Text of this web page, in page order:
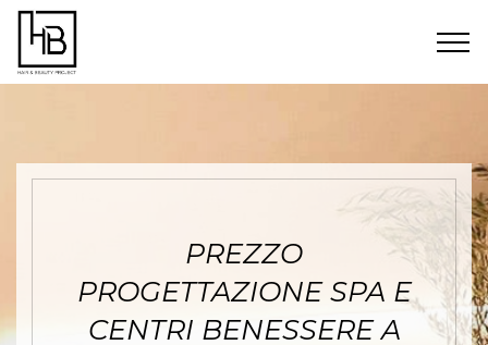
PREZZO
PROGETTAZIONE SPA E
CENTRI BENESSERE A